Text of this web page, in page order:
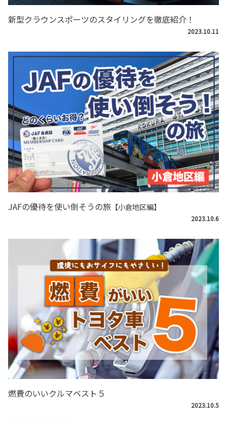
新型クラウンスポーツのスタイリングを徹底紹介！
2023.10.11
JAFの優待を使い倒そうの旅 【小倉地区編】
2023.10.6
燃費のいいクルマベスト５
2023.10.5